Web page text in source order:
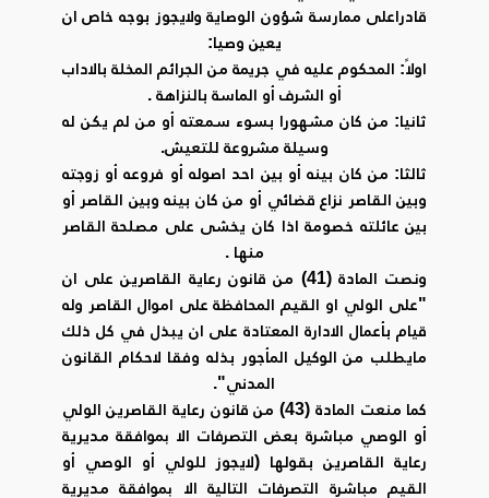
قادراعلى ممارسة شؤون الوصاية ولايجوز بوجه خاص ان
يعين وصيا:
اولاً: المحكوم عليه في جريمة من الجرائم المخلة بالاداب
أو الشرف أو الماسة بالنزاهة .
ثانيا: من كان مشهورا بسوء سمعته أو من لم يكن له
وسيلة مشروعة للتعيش.
ثالثا: من كان بينه أو بين احد اصوله أو فروعه أو زوجته
وبين القاصر نزاع قضائي أو من كان بينه وبين القاصر أو
بين عائلته خصومة اذا كان يخشى على مصلحة القاصر
منها .
ونصت المادة (41) من قانون رعاية القاصرين على ان
"على الولي او القيم المحافظة على اموال القاصر وله
قيام بأعمال الادارة المعتادة على ان يبذل في كل ذلك
مايطلب من الوكيل المأجور بذله وفقا لاحكام القانون
المدني".
كما منعت المادة (43) من قانون رعاية القاصرين الولي
أو الوصي مباشرة بعض التصرفات الا بموافقة مديرية
رعاية القاصرين بقولها (لايجوز للولي أو الوصي أو
القيم مباشرة التصرفات التالية الا بموافقة مديرية